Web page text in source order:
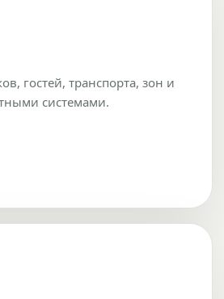
гостей, транспорта, зон и
системами.